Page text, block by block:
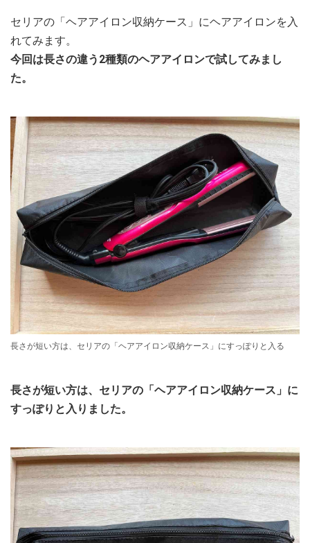
セリアの「ヘアアイロン収納ケース」にヘアアイロンを入
れてみます。
今回は長さの違う2種類のヘアアイロンで試してみまし
た。
長さが短い方は、セリアの「ヘアアイロン収納ケース」にすっぽりと入る
長さが短い方は、セリアの「ヘアアイロン収納ケース」に
すっぽりと入りました。